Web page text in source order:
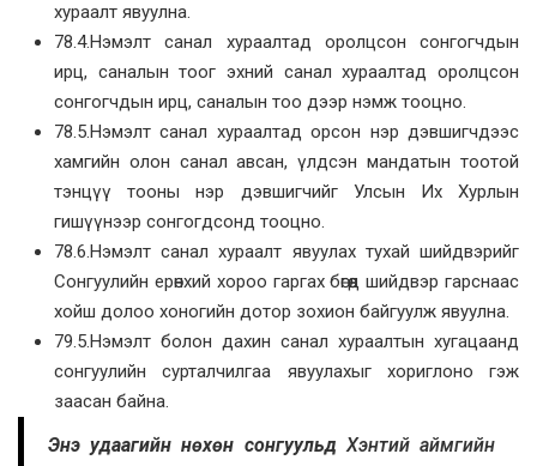
хураалт явуулна.
78.4.Нэмэлт санал хураалтад оролцсон сонгогчдын
ирц, саналын тоог эхний санал хураалтад оролцсон
сонгогчдын ирц, саналын тоо дээр нэмж тооцно.
78.5.Нэмэлт санал хураалтад орсон нэр дэвшигчдээс
хамгийн олон санал авсан, үлдсэн мандатын тоотой
тэнцүү тооны нэр дэвшигчийг Улсын Их Хурлын
гишүүнээр сонгогдсонд тооцно.
78.6.Нэмэлт санал хураалт явуулах тухай шийдвэрийг
Сонгуулийн ерөнхий хороо гаргах бөгөөд шийдвэр гарснаас
хойш долоо хоногийн дотор зохион байгуулж явуулна.
79.5.Нэмэлт болон дахин санал хураалтын хугацаанд
сонгуулийн сурталчилгаа явуулахыг хориглоно гэж
заасан байна.
Энэ удаагийн нөхөн сонгуульдХэнтий аймгийн